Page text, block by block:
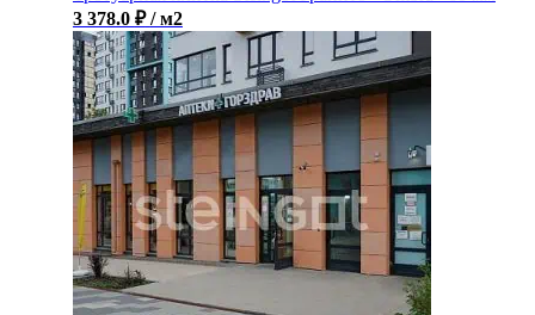
3 378.0 ₽ / м2